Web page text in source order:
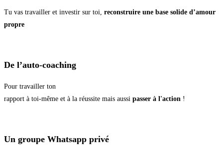
Tu vas travailler et investir sur toi, reconstruire une base solide d’amour
propre
De l’auto-coaching
Pour travailler ton
rapport à toi-même et à la réussite mais aussi passer à l'action !
Un groupe Whatsapp privé